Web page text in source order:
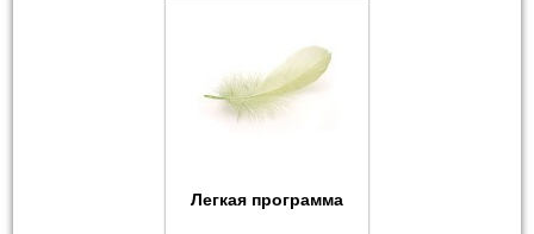
Легкая программа